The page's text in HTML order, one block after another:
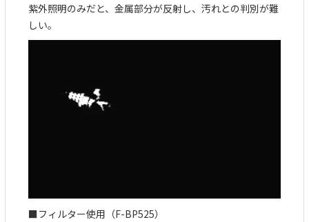
紫外照明のみだと、金属部分が反射し、汚れとの判別が難
しい。
■フィルター使用（F-BP525）